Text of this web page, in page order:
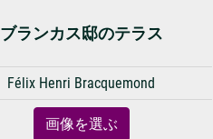
ブランカス邸のテラス
Félix Henri Bracquemond
画像を選ぶ